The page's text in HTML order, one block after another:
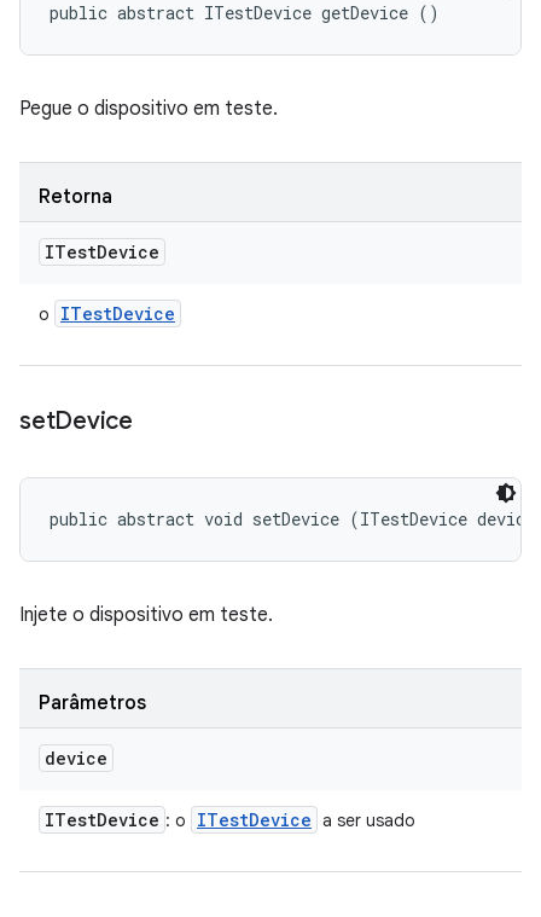
public abstract ITestDevice getDevice ()
Pegue o dispositivo em teste.
Retorna
ITestDevice
o ITestDevice
setDevice
public abstract void setDevice (ITestDevice
Injete o dispositivo em teste.
Parâmetros
device
ITestDevice : o ITestDevice a ser usado